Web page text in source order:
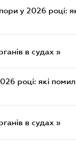
у 2026 році:
в судах »
році: які
в судах »